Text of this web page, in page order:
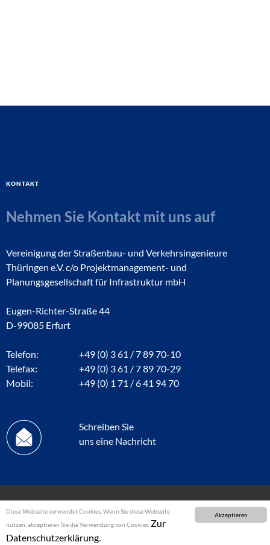
Akzeptieren
Diese Webseite verwendet Cookies. Wenn Sie diese Webseite
nutzen, akzeptieren Sie die Verwendung von Cookies. Zur
Datenschutzerklärung.
Kontakt
Nehmen Sie Kontakt mit uns auf
Vereinigung der Straßenbau- und Verkehrsingenieure
Thüringen e.V. c/o Projektmanagement- und
Planungsgesellschaft für Infrastruktur mbH
Eugen-Richter-Straße 44
D-99085 Erfurt
Telefon:
+49 (0) 3 61 / 7 89 70-10
Telefax:
+49 (0) 3 61 / 7 89 70-29
Mobil:
+49 (0) 1 71 / 6 41 94 70
Schreiben Sie
uns eine Nachricht